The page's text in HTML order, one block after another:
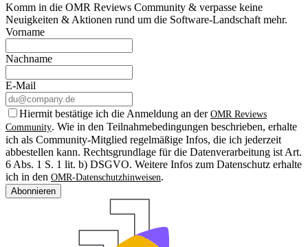
Komm in die OMR Reviews Community & verpasse keine
Neuigkeiten & Aktionen rund um die Software-Landschaft mehr.
Vorname
Nachname
E-Mail
Hiermit bestätige ich die Anmeldung an der OMR Reviews
Community. Wie in den Teilnahmebedingungen beschrieben, erhalte
ich als Community-Mitglied regelmäßige Infos, die ich jederzeit
abbestellen kann. Rechtsgrundlage für die Datenverarbeitung ist Art.
6 Abs. 1 S. 1 lit. b) DSGVO. Weitere Infos zum Datenschutz erhalte
ich in den OMR-Datenschutzhinweisen.
Abonnieren